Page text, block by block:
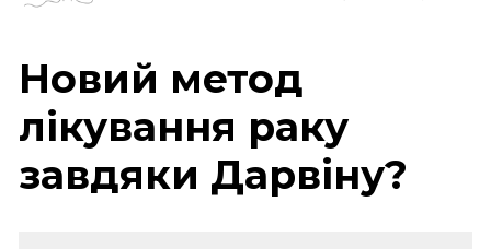
Новий метод
лікування раку
завдяки Дарвіну?